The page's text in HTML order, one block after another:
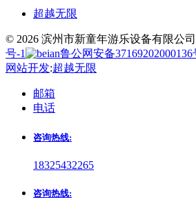
超越无限
© 2026 滨州市新童年游乐设备有限公司
号-1
鲁公网安备37169202000136
网站开发:超越无限
邮箱
电话
咨询热线:
18325432265
咨询热线: